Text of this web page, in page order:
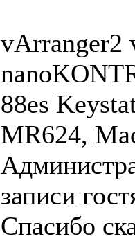
vArranger2
88es
MR624,
записи
Спасибо